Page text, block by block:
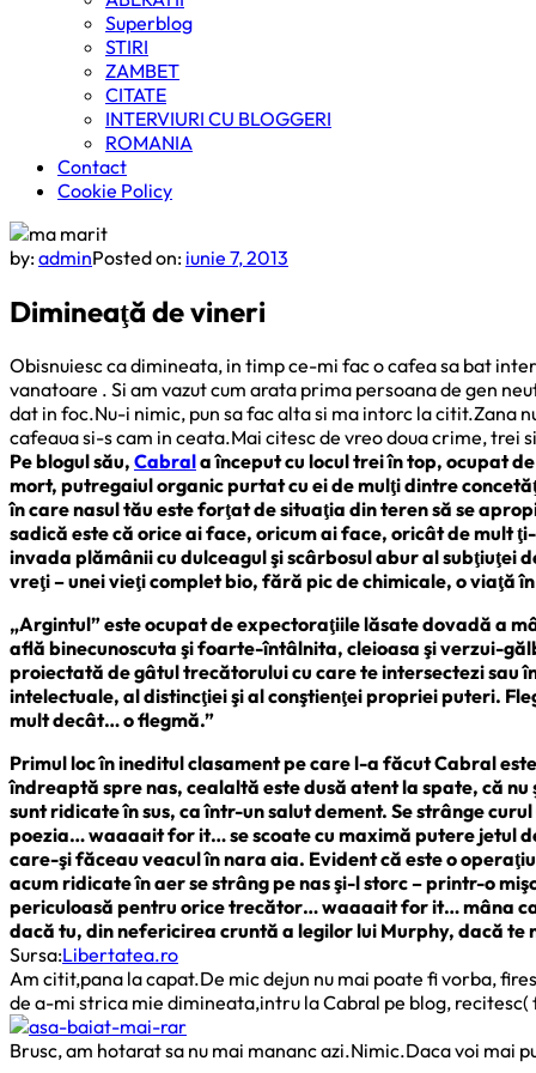
Superblog
STIRI
ZAMBET
CITATE
INTERVIURI CU BLOGGERI
ROMANIA
Contact
Cookie Policy
by:adminPosted on: iunie 7, 2013
Dimineaţă de vineri
Obisnuiesc ca dimineata, in timp ce-mi fac o cafea sa bat
vanatoare . Si am vazut cum arata prima persoana de gen
dat in foc.Nu-i nimic, pun sa fac alta si ma intorc la citit.Zana
cafeaua si-s cam in ceata.Mai citesc de vreo doua crime,
Pe blogul său, Cabrala început cu locul trei în top, ocupat
mort, putregaiul organic purtat cu ei de mulţi dintre
în care nasul tău este forţat de situaţia din teren să se
sadică este că orice ai face, oricum ai face, oricât de mult
invada plămânii cu dulceagul şi scârbosul abur al
vreţi – unei vieţi complet bio, fără pic de chimicale, o viaţă
„Argintul” este ocupat de expectoraţiile lăsate dovadă a
află binecunoscuta şi foarte-întâlnita, cleioasa şi verzui-
proiectată de gâtul trecătorului cu care te intersectezi sau
intelectuale, al distincţiei şi al conştienţei propriei puteri.
mult decât… o flegmă.”
Primul loc în ineditul clasament pe care l-a făcut Cabral
îndreaptă spre nas, cealaltă este dusă atent la spate, că
sunt ridicate în sus, ca într-un salut dement. Se strânge
poezia… waaaait for it… se scoate cu maximă putere jetul
care-şi făceau veacul în nara aia. Evident că este o
acum ridicate în aer se strâng pe nas şi-l storc – printr-o
periculoasă pentru orice trecător… waaaait for it… mâna
dacă tu, din nefericirea cruntă a legilor lui Murphy, dacă
Sursa:Libertatea.ro
Am citit,pana la capat.De mic dejun nu mai poate fi vorba,
de a-mi strica mie dimineata,intru la Cabral pe blog,
Brusc, am hotarat sa nu mai mananc azi.Nimic.Daca voi mai